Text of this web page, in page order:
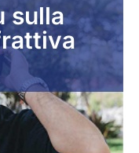
sulla